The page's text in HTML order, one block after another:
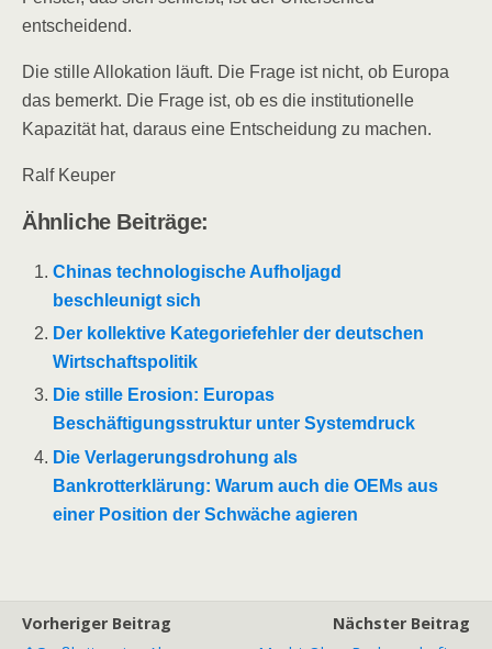
entscheidend.
Die stille Allokation läuft. Die Frage ist nicht, ob Europa
das bemerkt. Die Frage ist, ob es die institutionelle
Kapazität hat, daraus eine Entscheidung zu machen.
Ralf Keuper
Ähnliche Beiträge:
Chinas technologische Aufholjagd
beschleunigt sich
Der kollektive Kategoriefehler der deutschen
Wirtschaftspolitik
Die stille Erosion: Europas
Beschäftigungsstruktur unter Systemdruck
Die Verlagerungsdrohung als
Bankrotterklärung: Warum auch die OEMs aus
einer Position der Schwäche agieren
Vorheriger Beitrag
Nächster Beitrag